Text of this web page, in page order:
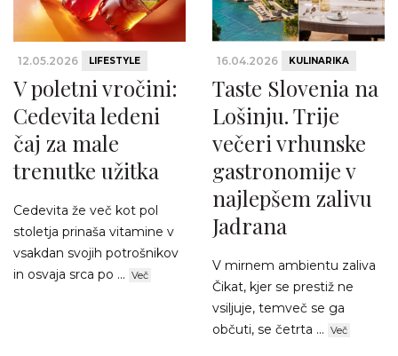
12.05.2026 LIFESTYLE
V poletni vročini:
Cedevita ledeni
čaj za male
trenutke užitka
Cedevita že več kot pol
stoletja prinaša vitamine v
vsakdan svojih potrošnikov
in osvaja srca po ... Več
16.04.2026 KULINARIKA
Taste Slovenia na
Lošinju. Trije
večeri vrhunske
gastronomije v
najlepšem zalivu
Jadrana
V mirnem ambientu zaliva
Čikat, kjer se prestiž ne
vsiljuje, temveč se ga
občuti, se četrta ... Več